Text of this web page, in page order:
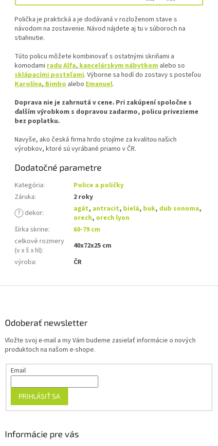
Polička je praktická a je dodávaná v rozloženom stave s
návodom na zostavenie. Návod nájdete aj tu v súboroch na
stiahnutie.
Túto policu môžete kombinovať s ostatnými skriňami a
komodami radu Alfa, kancelárskym nábytkom alebo so
sklápacími posteľami. Výborne sa hodí do zostavy s posteľou
Karolína, Bimbo alebo Emanuel.
Doprava nie je zahrnutá v cene. Pri zakúpení spoločne s
ďalším výrobkom s dopravou zadarmo, policu privezieme
bez poplatku.
Navyše, ako česká firma hrdo stojíme za kvalitou našich
výrobkov, ktoré sú vyrábané priamo v ČR.
Dodatočné parametre
Kategória:
Police a poličky
Záruka:
2 roky
? dekor: agát, antracit, bielá, buk, dub sonoma,
orech, orech lyon
šírka skrine:
60-79 cm
celkové rozmery
(v x š x hl):
40x72x25 cm
výroba: ČR
Odoberať newsletter
Vložte svoj e-mail a my Vám budeme zasielať informácie o nových
produktoch na našom e-shope.
Email
PRIHLÁSIŤ SA
Informácie pre vás